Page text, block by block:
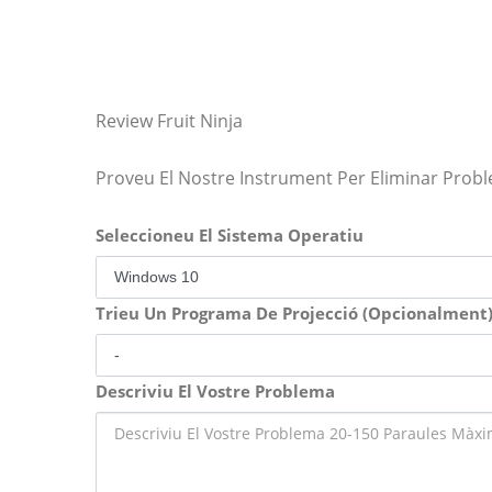
Review Fruit Ninja
Proveu El Nostre Instrument Per Eliminar
Seleccioneu El Sistema Operatiu
Trieu Un Programa De Projecció (Opcionalment)
Descriviu El Vostre Problema